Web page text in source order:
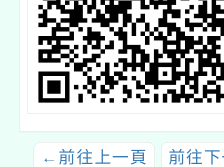
← 前往上一頁 前往